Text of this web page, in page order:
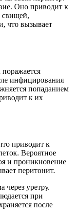
Оно приводит к
свищей,
что вызывает
инфицирования
попаданием
к их
приводит к
Вероятное
и проникновение
перитонит.
через уретру.
при
после